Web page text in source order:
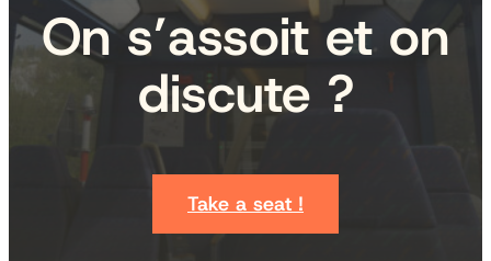
On s’assoit et on
discute ?
Take a seat !